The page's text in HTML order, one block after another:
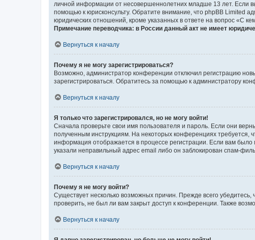
личной информации от несовершеннолетних младше 13 лет. Если
помощью к юрисконсульту. Обратите внимание, что phpBB Limited
юридических отношений, кроме указанных в ответе на вопрос «С
Примечание переводчика: в России данный акт не имеет
Вернуться к началу
Почему я не могу зарегистрироваться?
Возможно, администратор конференции отключил регистрацию
зарегистрироваться. Обратитесь за помощью к администратору
Вернуться к началу
Я только что зарегистрировался, но не могу войти!
Сначала проверьте свои имя пользователя и пароль. Если они
полученным инструкциям. На некоторых конференциях требуется,
информация отображается в процессе регистрации. Если вам
указали неправильный адрес email либо он заблокирован спам-
Вернуться к началу
Почему я не могу войти?
Существует несколько возможных причин. Прежде всего
проверить, не был ли вам закрыт доступ к конференции. Также
Вернуться к началу